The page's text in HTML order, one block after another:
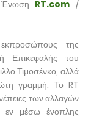
Ένωση RT.com /
της
Επικεφαλής του
Τιμοσένκο, αλλά
γραμμή. Το RT
των αλλαγών
εν μέσω ένοπλης